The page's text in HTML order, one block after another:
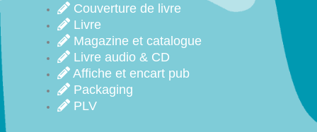
Couverture de livre
Livre
Magazine et catalogue
Livre audio & CD
Affiche et encart pub
Packaging
PLV